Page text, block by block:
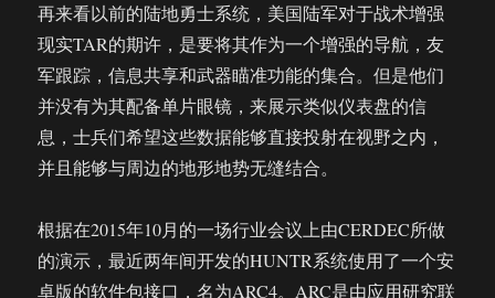
再来看以前的陆地勇士系统，美国陆军对于战术增强
现实TAR的期许，是要将其作为一个增强的导航，友
军跟踪，信息共享和武器瞄准功能的集合。但是他们
并没有为其配备单片眼镜，来展示类似仪表盘的信
息，士兵们希望这些数据能够直接投射在视野之内，
并且能够与周边的地形地势无缝结合。
根据在2015年10月的一场行业会议上由CERDEC所做
的演示，最近两年间开发的HUNTR系统使用了一个安
卓版的软件包接口，名为ARC4。ARC是由应用研究联